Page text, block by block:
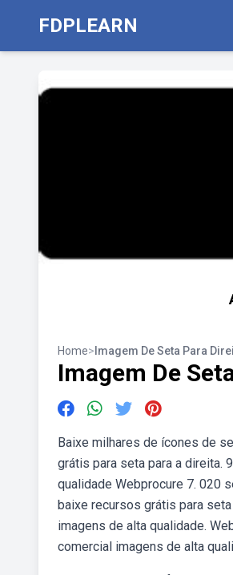
FDPLEARN
Home> Imagem De Seta Para
Imagem De
Baixe milhares de ícones de
grátis para seta para a direita.
qualidade Webprocure 7. 020
baixe recursos grátis para
imagens de alta qualidade.
comercial imagens de alta